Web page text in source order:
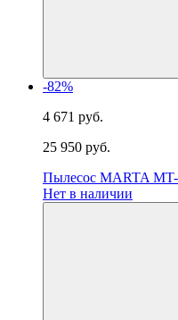
-82%
4 671 руб.
25 950 руб.
Пылесос MARTA
Нет в наличии